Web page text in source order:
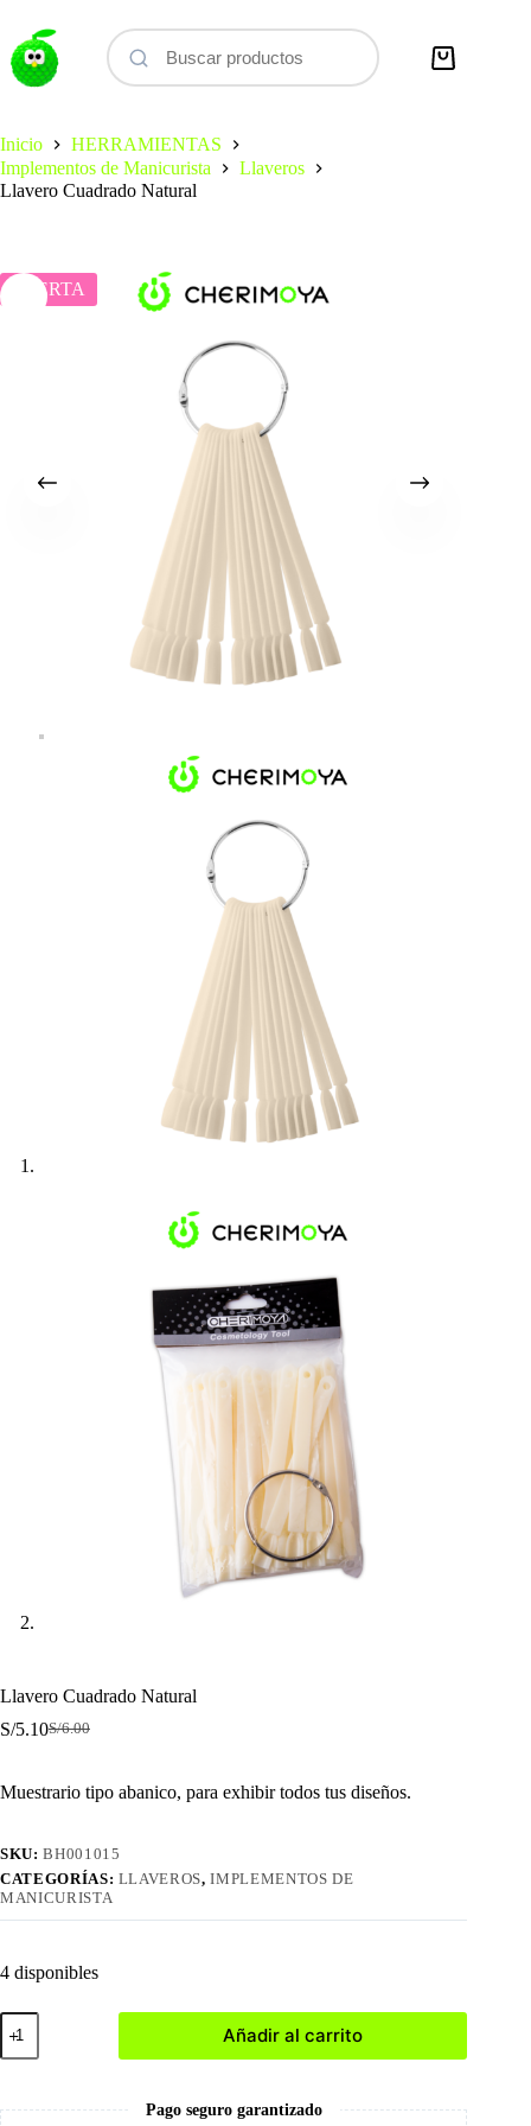
contenido
Carro
Inicio
HERRAMIENTAS
Implementos de Manicurista
Llaveros
Llavero Cuadrado Natural
OFERTA
Llavero Cuadrado Natural
S/6.00
El
era:
S/5.10El
es:
Muestrario tipo abanico, para exhibir todos tus diseños.
SKU:BH001015
CATEGORÍAS: LLAVEROS,IMPLEMENTOS DE
MANICURISTA
4 disponibles
Llavero
Cuadrado
Natural
Añadir al carrito
Pago seguro garantizado